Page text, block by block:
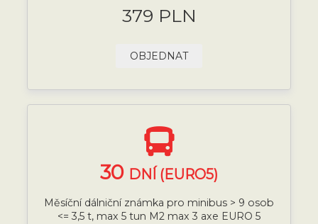
379 PLN
OBJEDNAT
30 DNÍ (EURO5)
Měsíční dálniční známka pro minibus > 9 osob
<= 3,5 t, max 5 tun M2 max 3 axe EURO 5